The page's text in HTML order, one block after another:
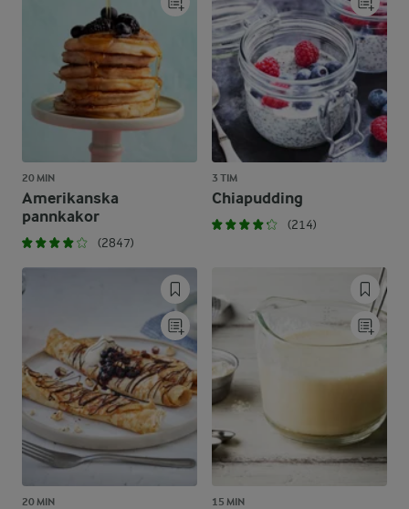
20 MIN
Amerikanska
pannkakor
(2847)
3 TIM
Chiapudding
(214)
20 MIN 15 MIN